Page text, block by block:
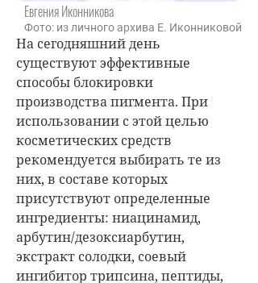
Евгения Иконникова
Фото: из личного архива Е. Иконниковой
На сегодняшний день
существуют эффективные
способы блокировки
производства пигмента. При
использовании с этой целью
косметических средств
рекомендуется выбирать те из
них, в составе которых
присутствуют определенные
ингредиенты: ниацинамид,
арбутин/дезоксиарбутин,
экстракт солодки, соевый
ингибитор трипсина, пептиды,